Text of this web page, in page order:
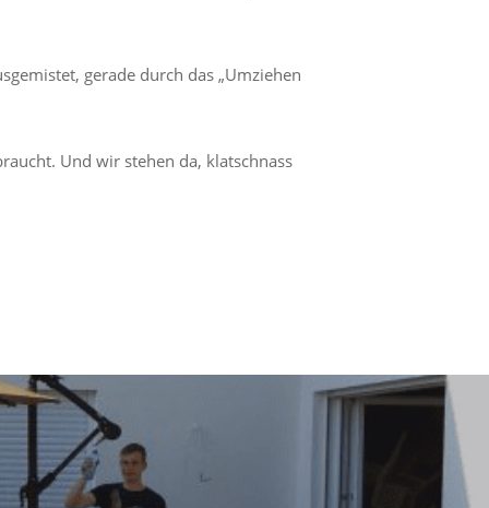
gerade durch das „Umziehen
Und wir stehen da, klatschnass